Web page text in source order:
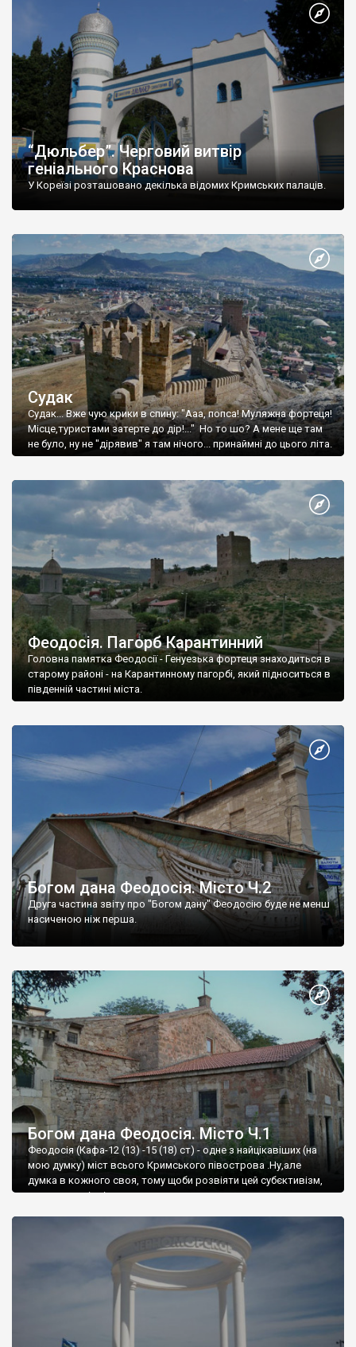
“Дюльбер”. Черговий витвір
геніального Краснова
У Кореїзі розташовано декілька відомих Кримських палаців.
Судак
Судак... Вже чую крики в спину: "Ааа, попса! Муляжна фортеця!
Місце,туристами затерте до дір!..." Но то шо? А мене ще там
не було, ну не "дірявив" я там нічого... принаймні до цього літа.
Феодосія. Пагорб Карантинний
Головна памятка Феодосії - Генуезька фортеця знаходиться в
старому районі - на Карантинному пагорбі, який підноситься в
південній частині міста.
Богом дана Феодосія. Місто Ч.2
Друга частина звіту про "Богом дану" Феодосію буде не менш
насиченою ніж перша.
Богом дана Феодосія. Місто Ч.1
Феодосія (Кафа-12 (13) -15 (18) ст) - одне з найцікавіших (на
мою думку) міст всього Кримського півострова .Ну,але
думка в кожного своя, тому щоби розвіяти цей субєктивізм,
запрошую відвідати це